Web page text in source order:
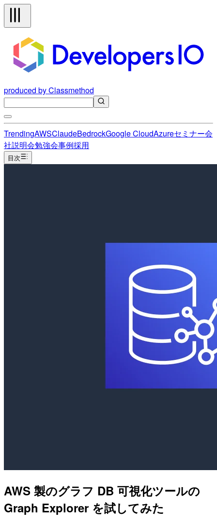
produced by Classmethod
TrendingAWSClaudeBedrockGoogle CloudAzureセミナー会
社説明会勉強会事例採用
目次
AWS 製のグラフ DB 可視化ツールの
Graph Explorer を試してみた